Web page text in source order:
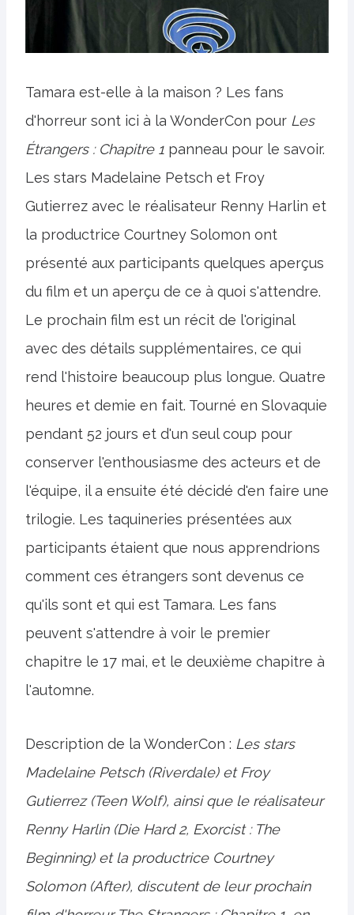
Tamara est-elle à la maison ? Les fans
d'horreur sont ici à la WonderCon pour Les
Étrangers : Chapitre 1 panneau pour le savoir.
Les stars Madelaine Petsch et Froy
Gutierrez avec le réalisateur Renny Harlin et
la productrice Courtney Solomon ont
présenté aux participants quelques aperçus
du film et un aperçu de ce à quoi s'attendre.
Le prochain film est un récit de l'original
avec des détails supplémentaires, ce qui
rend l'histoire beaucoup plus longue. Quatre
heures et demie en fait. Tourné en Slovaquie
pendant 52 jours et d'un seul coup pour
conserver l'enthousiasme des acteurs et de
l'équipe, il a ensuite été décidé d'en faire une
trilogie. Les taquineries présentées aux
participants étaient que nous apprendrions
comment ces étrangers sont devenus ce
qu'ils sont et qui est Tamara. Les fans
peuvent s'attendre à voir le premier
chapitre le 17 mai, et le deuxième chapitre à
l'automne.
Description de la WonderCon : Les stars
Madelaine Petsch (Riverdale) et Froy
Gutierrez (Teen Wolf), ainsi que le réalisateur
Renny Harlin (Die Hard 2, Exorcist : The
Beginning) et la productrice Courtney
Solomon (After), discutent de leur prochain